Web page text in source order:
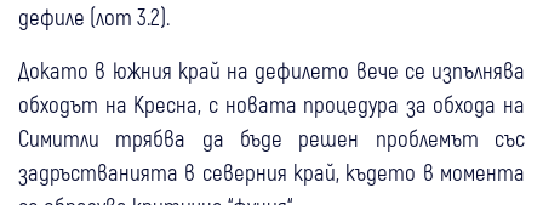
дефиле (лот 3.2).
Докато в южния край на дефилето вече се изпълнява
обходът на Кресна, с новата процедура за обхода на
Симитли трябва да бъде решен проблемът със
задръстванията в северния край, където в момента